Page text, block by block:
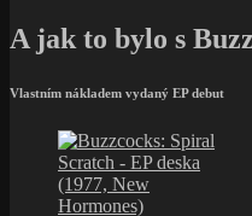
A jak to bylo s
Vlastním nákladem vydaný EP debut